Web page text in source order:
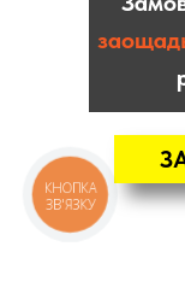
КАТАЛОГ
КНОПКА
ЗВ'ЯЗКУ